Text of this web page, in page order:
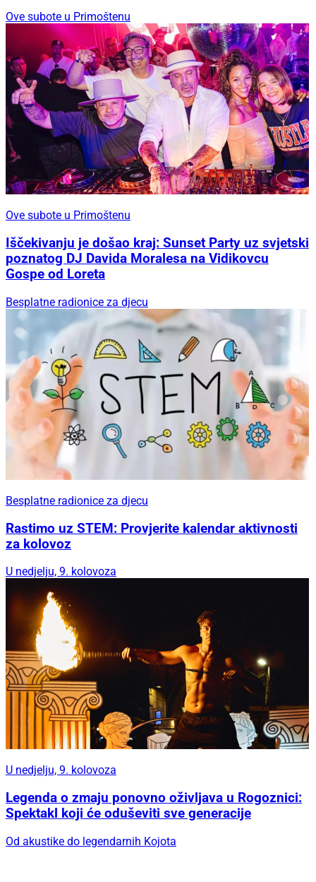
Ove subote u Primoštenu
Ove subote u Primoštenu
Iščekivanju je došao kraj: Sunset Party uz svjetski
poznatog DJ Davida Moralesa na Vidikovcu
Gospe od Loreta
Besplatne radionice za djecu
Besplatne radionice za djecu
Rastimo uz STEM: Provjerite kalendar aktivnosti
za kolovoz
U nedjelju, 9. kolovoza
U nedjelju, 9. kolovoza
Legenda o zmaju ponovno oživljava u Rogoznici:
Spektakl koji će oduševiti sve generacije
Od akustike do legendarnih Kojota